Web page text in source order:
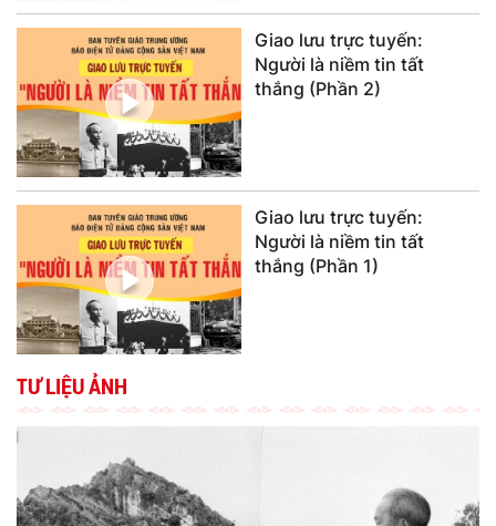
Giao lưu trực tuyến:
Người là niềm tin tất
thắng (Phần 2)
Giao lưu trực tuyến:
Người là niềm tin tất
thắng (Phần 1)
TƯ LIỆU ẢNH